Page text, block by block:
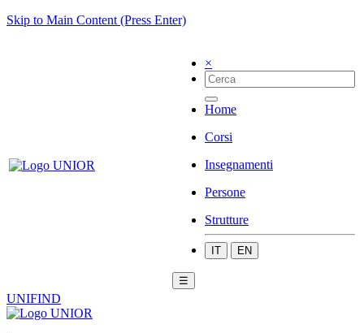
Skip to Main Content (Press Enter)
×
Home
Corsi
Insegnamenti
Persone
Strutture
IT EN
☰
UNIFIND